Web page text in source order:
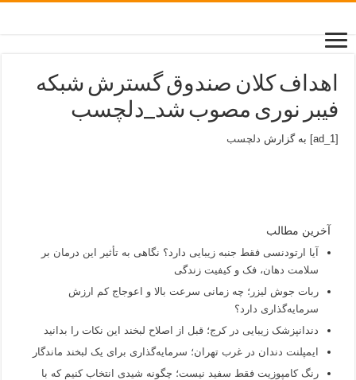
اهداف کلان صندوق گسترش شبکه
فیبر نوری مصوب شد_دلچسب
[ad_1] به گزارش دلچسب
آخرین مطالب
آیا ارتودنسی فقط جنبه زیبایی دارد؟ نگاهی به تأثیر این درمان بر
سلامت دهان، فک و کیفیت زندگی
ربات جوش لیزر؛ چه زمانی سرعت بالا و اعوجاج کم ارزش
سرمایه‌گذاری دارد؟
دندانپزشک زیبایی در کرج؛ قبل از اصلاح لبخند این نکات را بدانید
ایمپلنت دندان در غرب تهران؛ سرمایه‌گذاری برای یک لبخند ماندگار
رنگ کامپوزیت فقط سفید نیست؛ چگونه شیدی انتخاب کنیم که با